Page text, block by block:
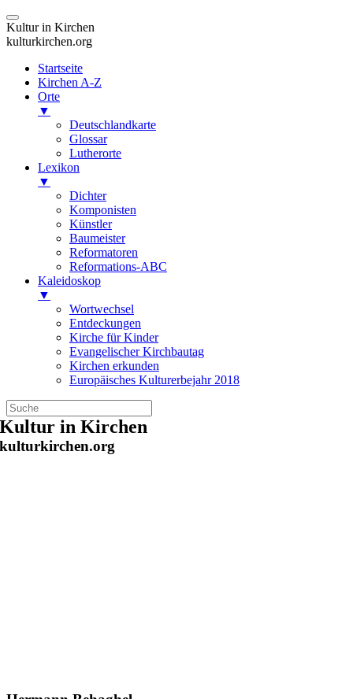
Kultur in Kirchen
kulturkirchen.org
Startseite
Kirchen A-Z
Orte
▼
Deutschlandkarte
Glossar
Lutherorte
Lexikon
▼
Dichter
Komponisten
Künstler
Baumeister
Reformatoren
Reformations-ABC
Kaleidoskop
▼
Wortwechsel
Entdeckungen
Kirche für Kinder
Evangelischer Kirchbautag
Kirchen erkunden
Europäisches Kulturerbejahr 2018
Zum
Inhalt
springen
Kultur in Kirchen
kulturkirchen.org